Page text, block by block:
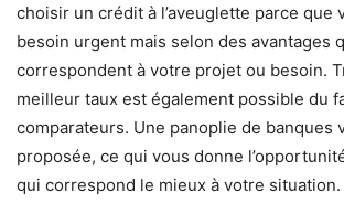
choisir un crédit à l’aveuglette parce que
besoin urgent mais selon des avantages
correspondent à votre projet ou besoin.
meilleur taux est également possible du
comparateurs. Une panoplie de banques
proposée, ce qui vous donne
qui correspond le mieux à votre situation.